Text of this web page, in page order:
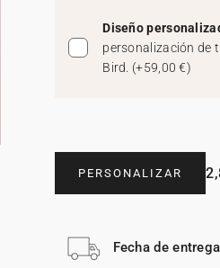
Diseño
personalización de
Bird. (+59,00 €)
PERSONALIZAR
Fecha de